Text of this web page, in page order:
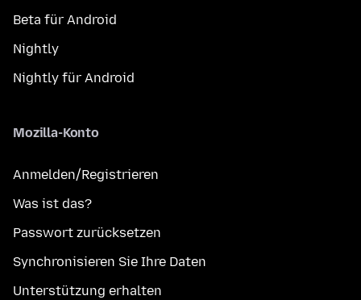
Beta für Android
Nightly
Nightly für Android
Mozilla-Konto
Anmelden/Registrieren
Was ist das?
Passwort zurücksetzen
Synchronisieren Sie Ihre Daten
Unterstützung erhalten